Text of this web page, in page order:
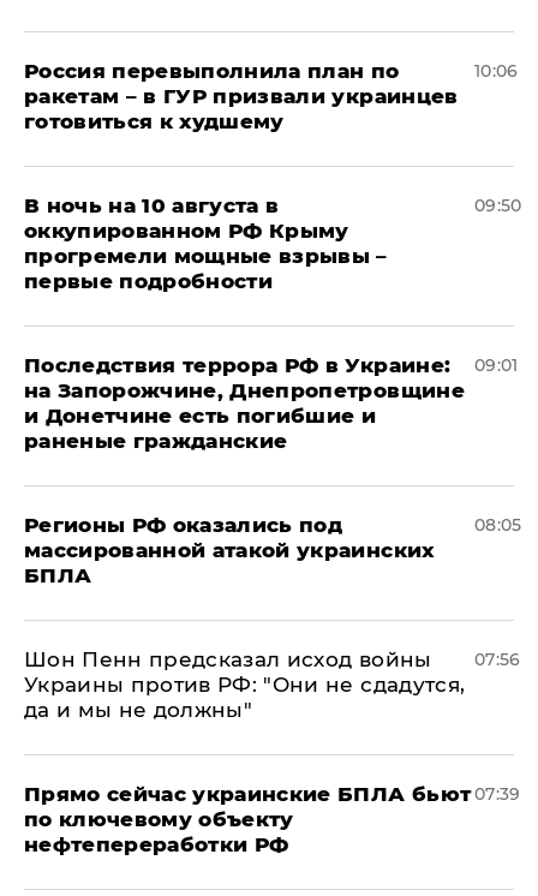
Россия перевыполнила план по
ракетам – в ГУР призвали украинцев
готовиться к худшему
10:06
В ночь на 10 августа в
оккупированном РФ Крыму
прогремели мощные взрывы –
первые подробности
09:50
Последствия террора РФ в Украине:
на Запорожчине, Днепропетровщине
и Донетчине есть погибшие и
раненые гражданские
09:01
Регионы РФ оказались под
массированной атакой украинских
БПЛА
08:05
Шон Пенн предсказал исход войны
Украины против РФ: "Они не сдадутся,
да и мы не должны"
07:56
Прямо сейчас украинские БПЛА бьют
по ключевому объекту
нефтепереработки РФ
07:39